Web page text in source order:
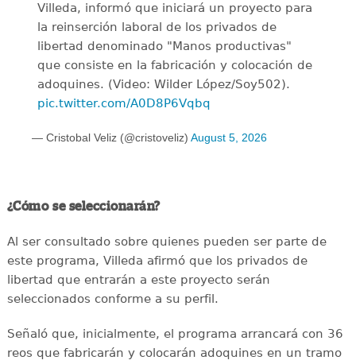
Villeda, informó que iniciará un proyecto para
la reinserción laboral de los privados de
libertad denominado "Manos productivas"
que consiste en la fabricación y colocación de
adoquines. (Video: Wilder López/Soy502).
pic.twitter.com/A0D8P6Vqbq
— Cristobal Veliz (@cristoveliz) August 5, 2026
¿Cómo se seleccionarán?
Al ser consultado sobre quienes pueden ser parte de
este programa, Villeda afirmó que los privados de
libertad que entrarán a este proyecto serán
seleccionados conforme a su perfil.
Señaló que, inicialmente, el programa arrancará con 36
reos que fabricarán y colocarán adoquines en un tramo